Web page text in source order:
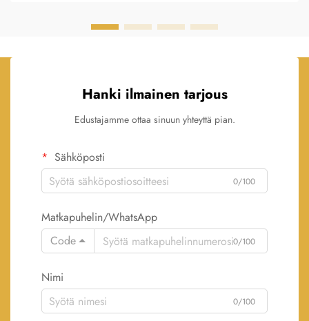
Hanki ilmainen tarjous
Edustajamme ottaa sinuun yhteyttä pian.
Sähköposti
0/100
Matkapuhelin/WhatsApp
Code
0/100
Nimi
0/100